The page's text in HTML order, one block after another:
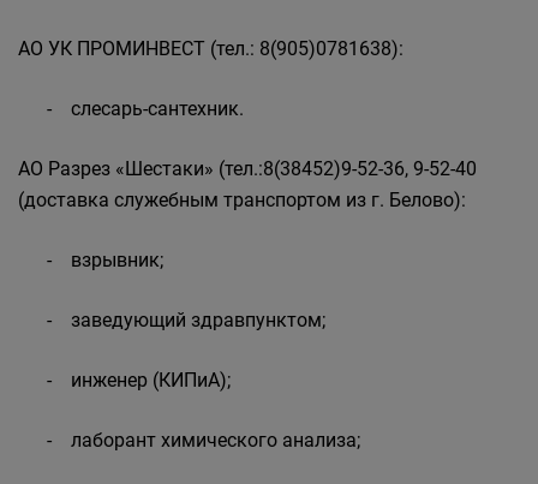
АО УК ПРОМИНВЕСТ (тел.: 8(905)0781638):
- слесарь-сантехник.
АО Разрез «Шестаки» (тел.:8(38452)9-52-36, 9-52-40
(доставка служебным транспортом из г. Белово):
- взрывник;
- заведующий здравпунктом;
- инженер (КИПиА);
- лаборант химического анализа;